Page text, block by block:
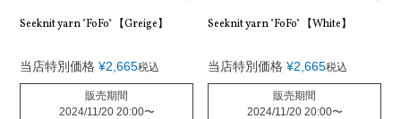
Seeknit yarn "FoFo" 【Greige】
当店特別価格 ¥2,665税込
販売期間
2024/11/20 20:00〜
Seeknit yarn "FoFo" 【White】
当店特別価格 ¥2,665税込
販売期間
2024/11/20 20:00〜